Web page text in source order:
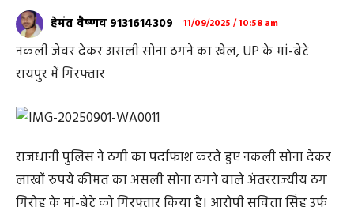
हेमंत वैष्णव 9131614309 11/09/2025 / 10:58 am
नकली जेवर देकर असली सोना ठगने का खेल, UP के मां-बेटे
रायपुर में गिरफ्तार
राजधानी पुलिस ने ठगी का पर्दाफाश करते हुए नकली सोना देकर
लाखों रुपये कीमत का असली सोना ठगने वाले अंतरराज्यीय ठग